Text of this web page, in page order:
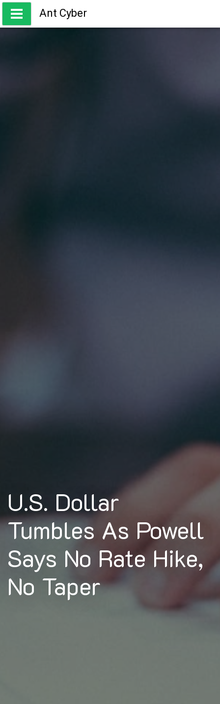
Skip
content
Ant Cyber
U.S. Dollar
Tumbles As Powell
Says No Rate Hike,
No Taper